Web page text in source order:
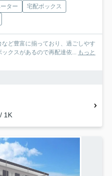
ター
宅配ボックス
ど豊富に揃っており、過ごしやす
クスがあるので再配達依... もっと
1K